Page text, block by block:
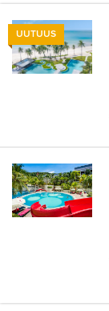
UUTUUS